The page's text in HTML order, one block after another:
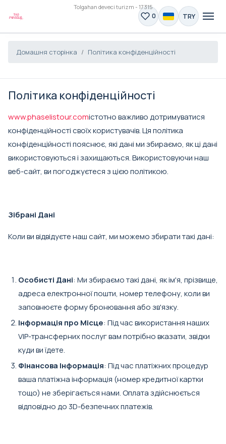
Tolgahan deveci turizm - 17315
0 TRY
Домашня сторінка Політика конфіденційності
Політика конфіденційності
www.phaselistour.comістотно важливо дотримуватися
конфіденційності своїх користувачів. Ця політика
конфіденційності пояснює, які дані ми збираємо, як ці дані
використовуються і захищаються. Використовуючи наш
веб-сайт, ви погоджуєтеся з цією політикою.
Зібрані Дані
Коли ви відвідуєте наш сайт, ми можемо збирати такі дані:
Особисті Дані: Ми збираємо такі дані, як ім'я, прізвище,
адреса електронної пошти, номер телефону, коли ви
заповнюєте форму бронювання або зв'язку.
Інформація про Місце: Під час використання наших
VIP-трансферних послуг вам потрібно вказати, звідки
куди ви їдете.
Фінансова Інформація: Під час платіжних процедур
ваша платіжна інформація (номер кредитної картки
тощо) не зберігається нами. Оплата здійснюється
відповідно до 3D-безпечних платежів.